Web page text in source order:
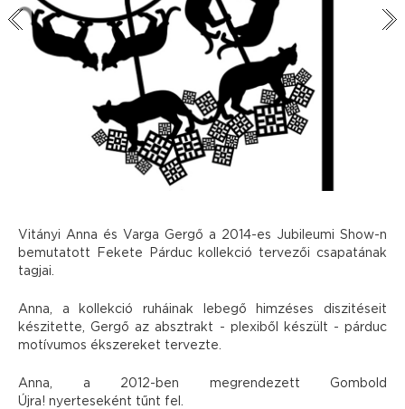
Vitányi Anna és Varga Gergő a 2014-es Jubileumi Show-n
bemutatott Fekete Párduc kollekció tervezői csapatának
tagjai.
Anna, a kollekció ruháinak lebegő himzéses diszitéseit
készitette, Gergő az absztrakt - plexiből készült - párduc
motívumos ékszereket tervezte.
Anna, a 2012-ben megrendezett Gombold
Újra! nyerteseként tűnt fel.